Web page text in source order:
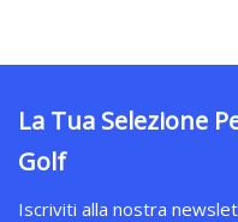
La Tua Selezione
Golf
Iscriviti alla nostra